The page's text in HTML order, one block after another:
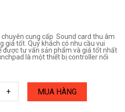
chuyên cung cấp Sound card thu âm
giá tốt. Quý khách có nhu cầu vui
được tư vấn sản phẩm và giá tốt nhất
là một thiết bị controller nổi
+ MUA HÀNG